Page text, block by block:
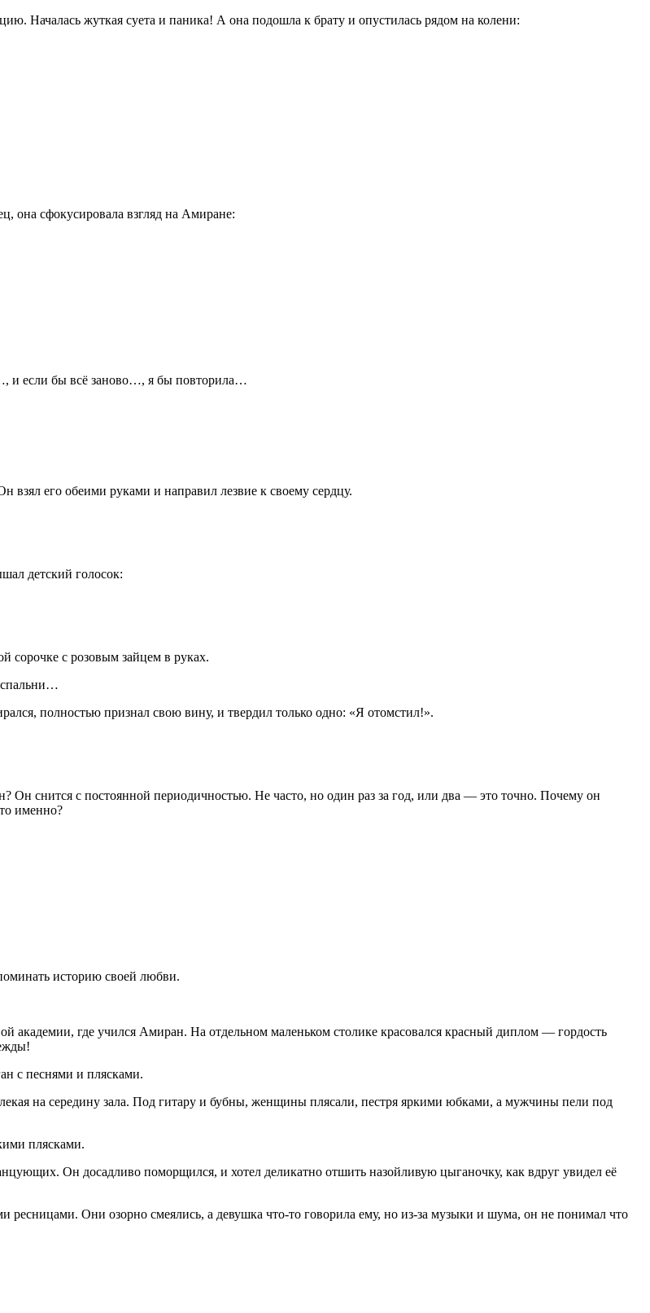
Началась жуткая суета и паника! А она подошла к брату и опустилась рядом на колени:
она сфокусировала взгляд на Амиране:
и если бы всё заново…, я бы повторила…
взял его обеими руками и направил лезвие к своему сердцу.
детский голосок:
сорочке с розовым зайцем в руках.
полностью признал свою вину, и твердил только одно: «Я отомстил!».
снится с постоянной периодичностью. Не часто, но один раз за год, или два — это точно. Почему он
именно?
историю своей любви.
академии, где учился Амиран. На отдельном маленьком столике красовался красный диплом — гордость
с песнями и плясками.
на середину зала. Под гитару и бубны, женщины плясали, пестря яркими юбками, а мужчины пели под
плясками.
Он досадливо поморщился, и хотел деликатно отшить назойливую цыганочку, как вдруг увидел её
Они озорно смеялись, а девушка что-то говорила ему, но из-за музыки и шума, он не понимал что